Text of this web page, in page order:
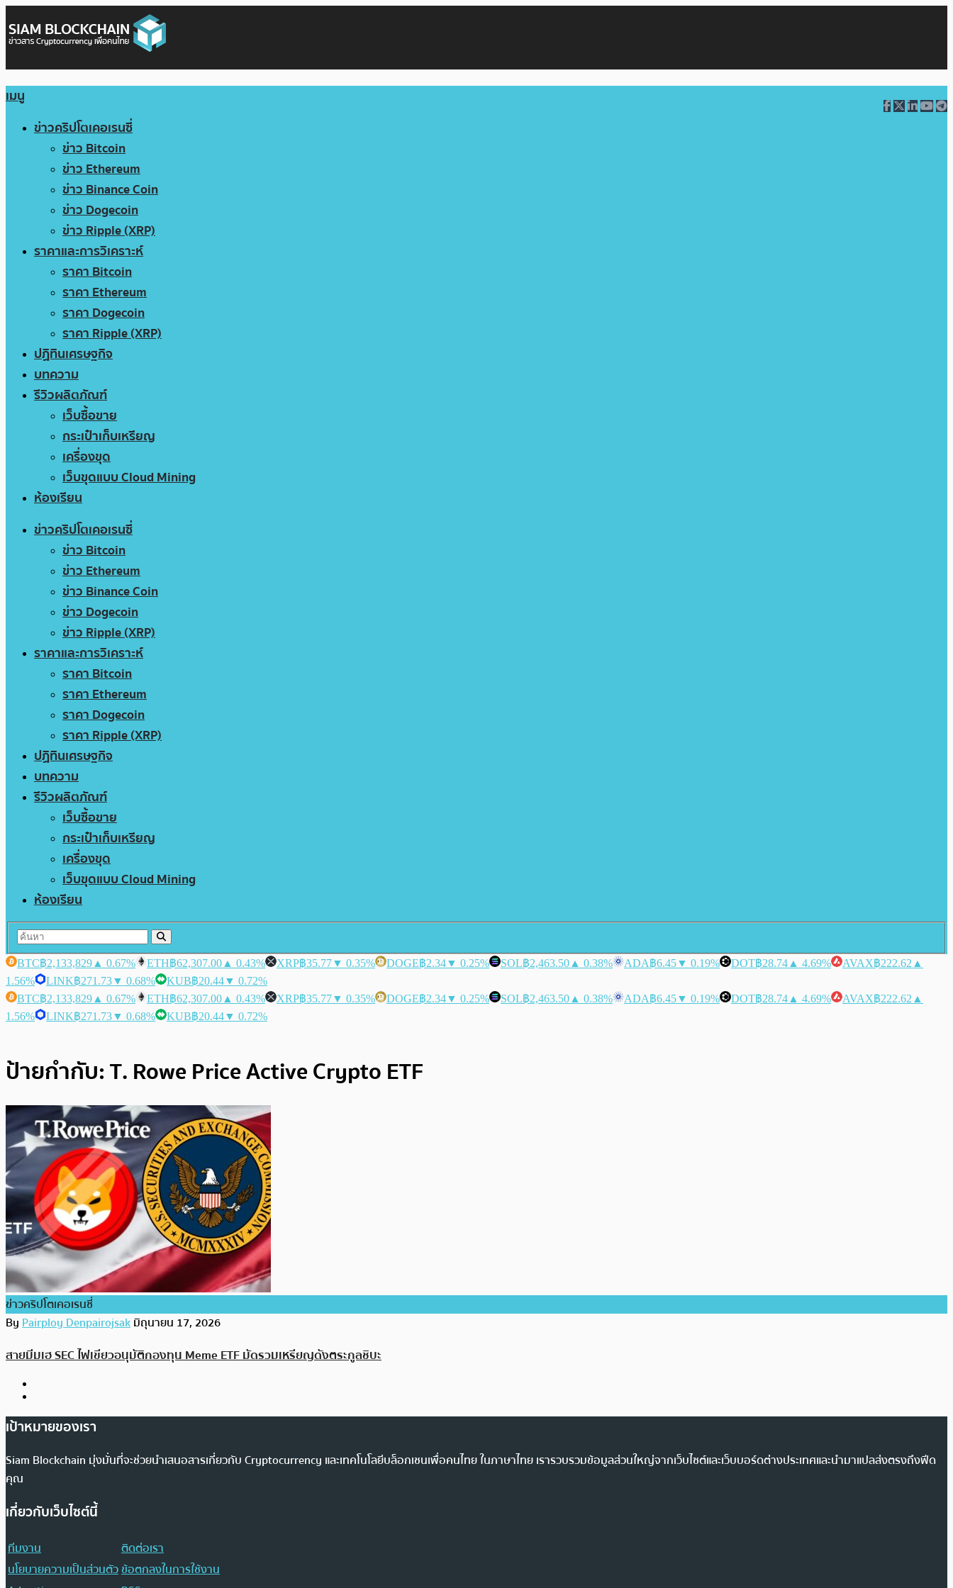
เมนู
ข่าวคริปโตเคอเรนซี่
ข่าว Bitcoin
ข่าว Ethereum
ข่าว Binance Coin
ข่าว Dogecoin
ข่าว Ripple (XRP)
ราคาและการวิเคราะห์
ราคา Bitcoin
ราคา Ethereum
ราคา Dogecoin
ราคา Ripple (XRP)
ปฏิทินเศรษฐกิจ
บทความ
รีวิวผลิตภัณฑ์
เว็บซื้อขาย
กระเป๋าเก็บเหรียญ
เครื่องขุด
เว็บขุดแบบ Cloud Mining
ห้องเรียน
ข่าวคริปโตเคอเรนซี่
ข่าว Bitcoin
ข่าว Ethereum
ข่าว Binance Coin
ข่าว Dogecoin
ข่าว Ripple (XRP)
ราคาและการวิเคราะห์
ราคา Bitcoin
ราคา Ethereum
ราคา Dogecoin
ราคา Ripple (XRP)
ปฏิทินเศรษฐกิจ
บทความ
รีวิวผลิตภัณฑ์
เว็บซื้อขาย
กระเป๋าเก็บเหรียญ
เครื่องขุด
เว็บขุดแบบ Cloud Mining
ห้องเรียน
BTC฿2,133,829 ▲ 0.67% ETH฿62,307.00 ▲ 0.43% XRP฿35.77▼ 0.35% DOGE฿2.34▼ 0.25% SOL฿2,463.50 ▲ 0.38% ADA฿6.45▼ 0.19% DOT฿28.74 ▲ 4.69% AVAX฿222.62 ▲
1.56%
LINK฿271.73▼ 0.68% KUB฿20.44▼ 0.72%
BTC฿2,133,829 ▲ 0.67% ETH฿62,307.00 ▲ 0.43% XRP฿35.77▼ 0.35% DOGE฿2.34▼ 0.25% SOL฿2,463.50 ▲ 0.38% ADA฿6.45▼ 0.19% DOT฿28.74 ▲ 4.69% AVAX฿222.62 ▲
1.56%
LINK฿271.73▼ 0.68% KUB฿20.44▼ 0.72%
ป้ายกำกับ:T. Rowe Price Active Crypto ETF
ข่าวคริปโตเคอเรนซี่
ByPairploy Denpairojsakมิถุนายน 17, 2026
สายมีมเฮ SEC ไฟเขียวอนุมัติกองทุน Meme ETF มัดรวมเหรียญดังตระกูลชิบะ
เป้าหมายของเรา
Siam Blockchain มุ่งมั่นที่จะช่วยนำเสนอสารเกี่ยวกับ Cryptocurrency และเทคโนโลยีบล็อกเชนเพื่อคนไทย ในภาษาไทย เรารวบรวมข้อมูลส่วนใหญ่จากเว็บไซต์และเว็บบอร์ดต่างประเทศและนำมาแปลส่งตรงถึงฟีด
คุณ
เกี่ยวกับเว็บไซต์นี้
ทีมงาน
ติดต่อเรา
นโยบายความเป็นส่วนตัวข้อตกลงในการใช้งาน